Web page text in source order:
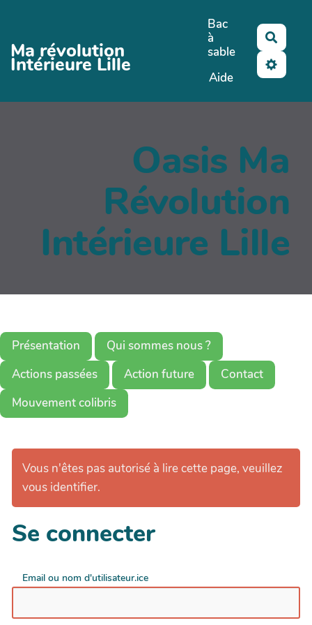
Ma révolution
Intérieure Lille
Bac
à
sable
Aide
Oasis Ma
Révolution
Intérieure Lille
Présentation
Qui sommes nous ?
Actions passées
Action future
Contact
Mouvement colibris
Vous n'êtes pas autorisé à lire cette page, veuillez
vous identifier.
Se connecter
Email ou nom d'utilisateur.ice